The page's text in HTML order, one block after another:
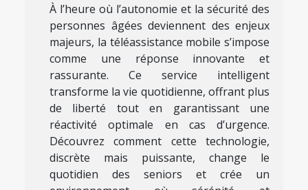
À l’heure où l’autonomie et la sécurité des
personnes âgées deviennent des enjeux
majeurs, la téléassistance mobile s’impose
comme une réponse innovante et
rassurante. Ce service intelligent
transforme la vie quotidienne, offrant plus
de liberté tout en garantissant une
réactivité optimale en cas d’urgence.
Découvrez comment cette technologie,
discrète mais puissante, change le
quotidien des seniors et crée un